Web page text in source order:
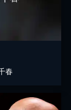
春